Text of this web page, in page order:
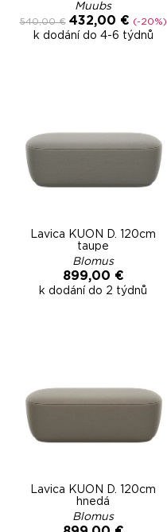
Muubs
540,00 € 432,00 € (-20%)
k dodání do 4-6 týdnů
Lavica KUON D. 120cm
taupe
Blomus
899,00 €
k dodání do 2 týdnů
Lavica KUON D. 120cm
hnedá
Blomus